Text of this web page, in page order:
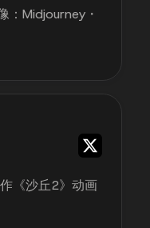
：Midjourney・
《沙丘2》动画